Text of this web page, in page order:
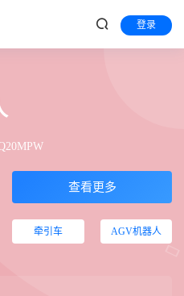
登录
查看更多
牵引车 AGV机器人